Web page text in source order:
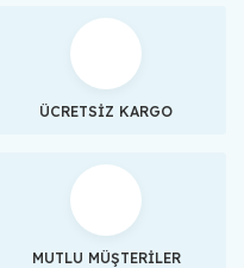
ÜCRETSİZ KARGO
MUTLU MÜŞTERİLER